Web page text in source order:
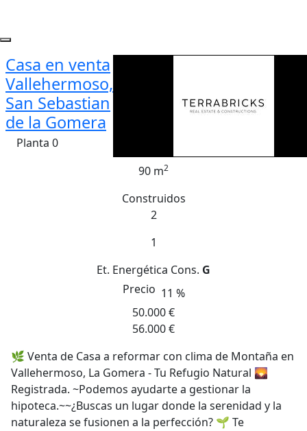
Casa en venta
Vallehermoso,
San Sebastian
de la Gomera
Planta 0
90 m2
Construidos
2
1
Et. Energética Cons. G
Precio 11 %
50.000 €
56.000 €
🌿 Venta de Casa a reformar con clima de Montaña en
Vallehermoso, La Gomera - Tu Refugio Natural 🌄
Registrada. ~Podemos ayudarte a gestionar la
hipoteca.~~¿Buscas un lugar donde la serenidad y la
naturaleza se fusionen a la perfección? 🌱 Te